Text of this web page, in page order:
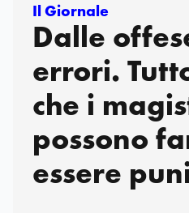
Il Giornale
Dalle
errori.
che i
possono
essere